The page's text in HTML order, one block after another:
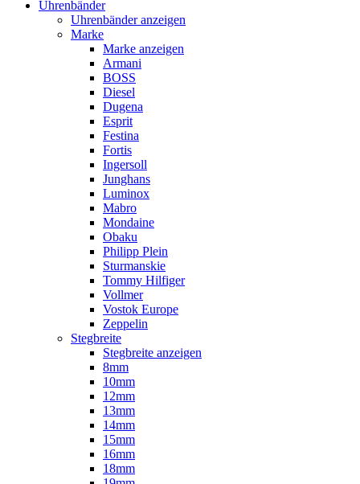
Uhrenbänder
Uhrenbänder anzeigen
Marke
Marke anzeigen
Armani
BOSS
Diesel
Dugena
Esprit
Festina
Fortis
Ingersoll
Junghans
Luminox
Mabro
Mondaine
Obaku
Philipp Plein
Sturmanskie
Tommy Hilfiger
Vollmer
Vostok Europe
Zeppelin
Stegbreite
Stegbreite anzeigen
8mm
10mm
12mm
13mm
14mm
15mm
16mm
18mm